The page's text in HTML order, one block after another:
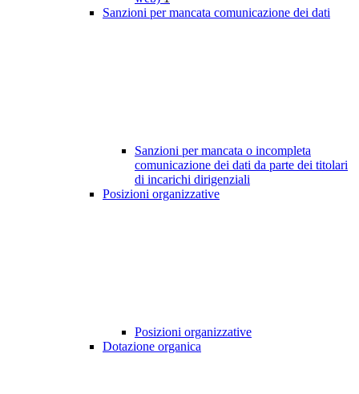
Sanzioni per mancata comunicazione dei dati
Sanzioni per mancata o incompleta
comunicazione dei dati da parte dei titolari
di incarichi dirigenziali
Posizioni organizzative
Posizioni organizzative
Dotazione organica